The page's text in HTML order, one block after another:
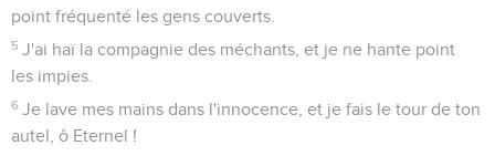
point fréquenté les gens couverts.
5 J'ai haï la compagnie des méchants, et je ne hante point
les impies.
6 Je lave mes mains dans l'innocence, et je fais le tour de ton
autel, ô Eternel !